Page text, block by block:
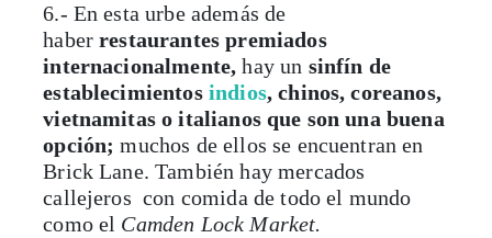
6.- En esta urbe además de
haber restaurantes premiados
internacionalmente,hay un sinfín de
establecimientos indios, chinos, coreanos,
vietnamitas o italianos que son una buena
opción; muchos de ellos se encuentran en
Brick Lane. También hay mercados
callejeros con comida de todo el mundo
como el Camden Lock Market.